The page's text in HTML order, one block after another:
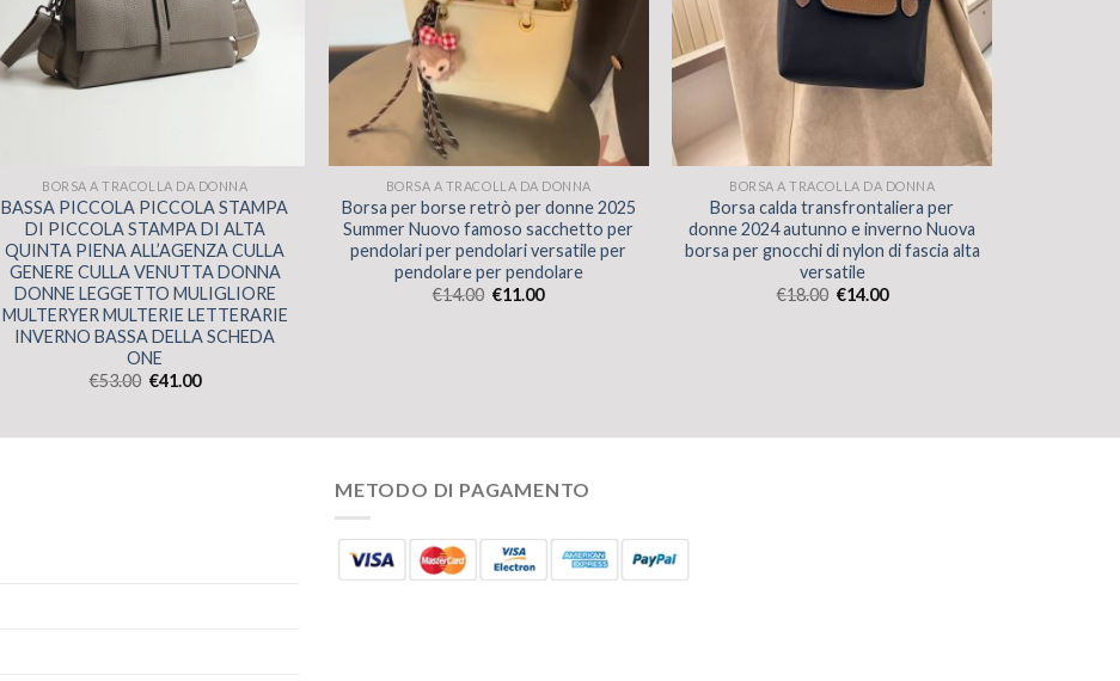
BORSA A TRACOLLA DA DONNA
BASSA PICCOLA PICCOLA STAMPA
DI PICCOLA STAMPA DI ALTA
QUINTA PIENA ALL’AGENZA CULLA
GENERE CULLA VENUTTA DONNA
DONNE LEGGETTO MULIGLIORE
MULTERYER MULTERIE LETTERARIE
INVERNO BASSA DELLA SCHEDA
ONE
€53.00 €41.00
BORSA A TRACOLLA DA DONNA
Borsa per borse retrò per donne 2025
Summer Nuovo famoso sacchetto per
pendolari per pendolari versatile per
pendolare per pendolare
€14.00 €11.00
BORSA A TRACOLLA DA DONNA
Borsa calda transfrontaliera per
donne 2024 autunno e inverno Nuova
borsa per gnocchi di nylon di fascia alta
versatile
€18.00 €14.00
METODO DI PAGAMENTO